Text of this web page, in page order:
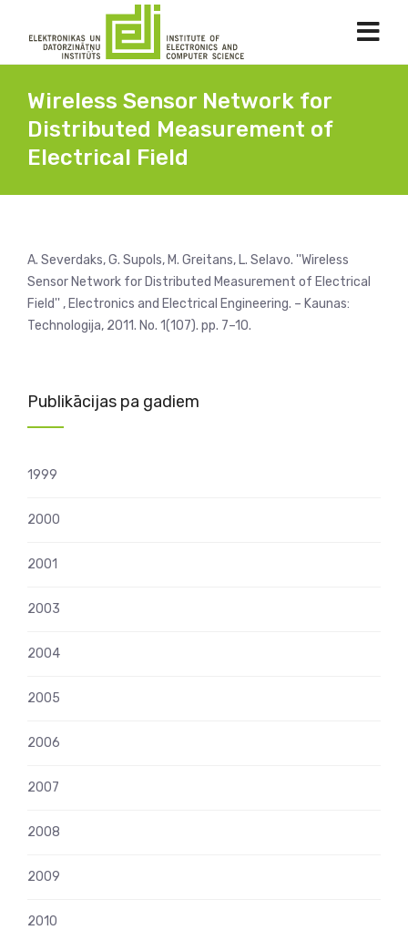
Wireless Sensor Network for
Distributed Measurement of
Electrical Field
A. Severdaks, G. Supols, M. Greitans, L. Selavo. ''Wireless
Sensor Network for Distributed Measurement of Electrical
Field'' , Electronics and Electrical Engineering. – Kaunas:
Technologija, 2011. No. 1(107). pp. 7–10.
Publikācijas pa gadiem
1999
2000
2001
2003
2004
2005
2006
2007
2008
2009
2010